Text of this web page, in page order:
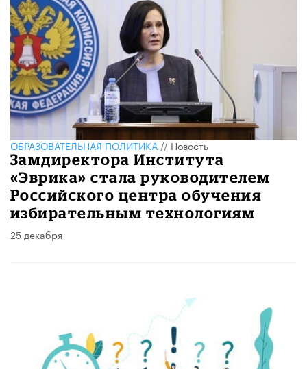
ОБРАЗОВАТЕЛЬНАЯ ПОЛИТИКА//Новость
Замдиректора Института
«Эврика» стала руководителем
Российского центра обучения
избирательным технологиям
25 декабря